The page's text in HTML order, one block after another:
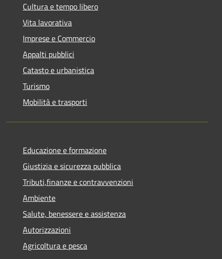
Cultura e tempo libero
Vita lavorativa
Imprese e Commercio
Appalti pubblici
Catasto e urbanistica
Turismo
Mobilità e trasporti
Educazione e formazione
Giustizia e sicurezza pubblica
Tributi,finanze e contravvenzioni
Ambiente
Salute, benessere e assistenza
Autorizzazioni
Agricoltura e pesca